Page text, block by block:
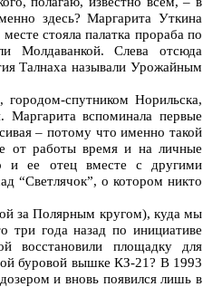
здесь? Маргарита Уткина
стояла палатка прораба по
Молдаванкой. Слева отсюда
Талнаха называли Урожайным
спутником Норильска,
вспоминала первые
– потому что именно такой
от работы время и на личные
и ее отец вместе с другими
“Светлячок”, о котором никто
за Полярным кругом), куда мы
три года назад по инициативе
восстановили площадку для
буровой вышке КЗ-21? В 1993
и вновь появился лишь в